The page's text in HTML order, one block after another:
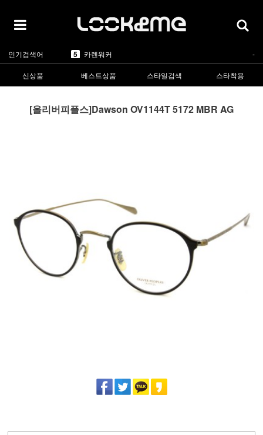
인기검색어
2 마스카 ▲5
린드버그 ▲1
5 카렌워커 -
1 라피스센시블레
▲2
신상품
베스트상품 스타일검색 스타착용
[올리버피플스]Dawson OV1144T 5172 MBR AG